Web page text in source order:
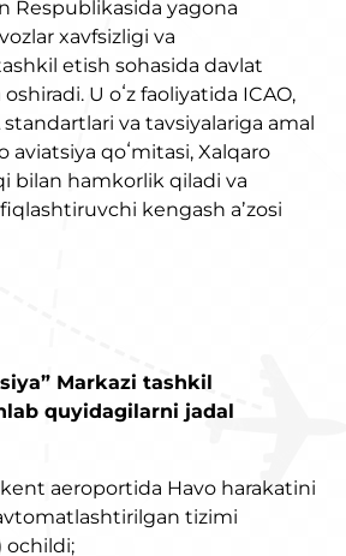
Respublikasida yagona
xavfsizligi va
etish sohasida davlat
U oʻz faoliyatida ICAO,
standartlari va tavsiyalariga amal
aviatsiya qoʻmitasi, Xalqaro
bilan hamkorlik qiladi va
kengash aʼzosi
Markazi tashkil
quyidagilarni jadal
aeroportida Havo harakatini
tizimi
ochildi;